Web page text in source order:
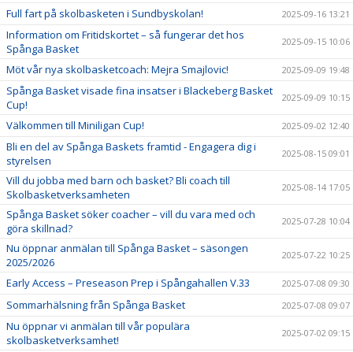
Full fart på skolbasketen i Sundbyskolan! 2025-09-16 13:21
Information om Fritidskortet – så fungerar det hos
Spånga Basket
2025-09-15 10:06
Möt vår nya skolbasketcoach: Mejra Smajlovic! 2025-09-09 19:48
Spånga Basket visade fina insatser i Blackeberg Basket
Cup!
2025-09-09 10:15
Välkommen till Miniligan Cup! 2025-09-02 12:40
Bli en del av Spånga Baskets framtid - Engagera dig i
styrelsen
2025-08-15 09:01
Vill du jobba med barn och basket? Bli coach till
Skolbasketverksamheten
2025-08-14 17:05
Spånga Basket söker coacher – vill du vara med och
göra skillnad?
2025-07-28 10:04
Nu öppnar anmälan till Spånga Basket – säsongen
2025/2026
2025-07-22 10:25
Early Access – Preseason Prep i Spångahallen V.33 2025-07-08 09:30
Sommarhälsning från Spånga Basket 2025-07-08 09:07
Nu öppnar vi anmälan till vår populära
skolbasketverksamhet!
2025-07-02 09:15